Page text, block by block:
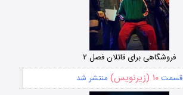
فروشگاهی برای قاتلان فصل ۲
قسمت۱۰ (زیرنویس) منتشر شد